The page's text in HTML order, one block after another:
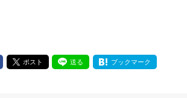
ポスト 送る ブックマーク